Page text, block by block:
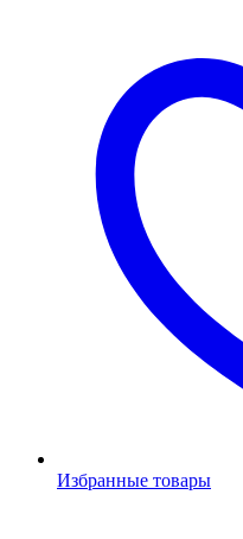
Избранные товары